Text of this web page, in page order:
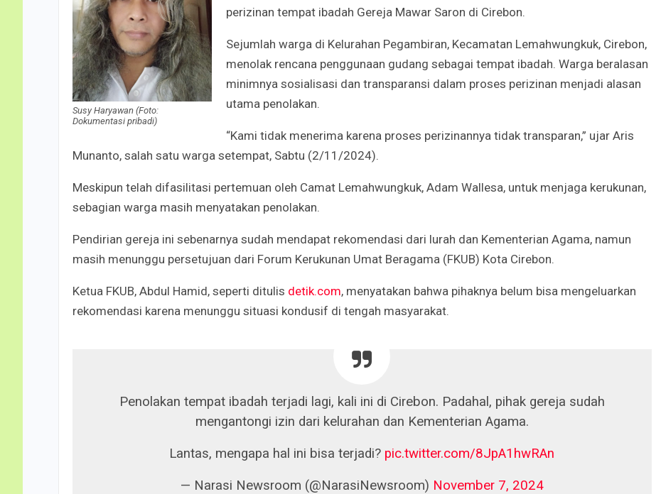
Susy Haryawan (Foto:
Dokumentasi pribadi)
perizinan tempat ibadah Gereja Mawar Saron di Cirebon.
Sejumlah warga di Kelurahan Pegambiran, Kecamatan Lemahwungkuk, Cirebon,
menolak rencana penggunaan gudang sebagai tempat ibadah. Warga beralasan
minimnya sosialisasi dan transparansi dalam proses perizinan menjadi alasan
utama penolakan.
“Kami tidak menerima karena proses perizinannya tidak transparan,” ujar Aris
Munanto, salah satu warga setempat, Sabtu (2/11/2024).
Meskipun telah difasilitasi pertemuan oleh Camat Lemahwungkuk, Adam Wallesa, untuk menjaga kerukunan,
sebagian warga masih menyatakan penolakan.
Pendirian gereja ini sebenarnya sudah mendapat rekomendasi dari lurah dan Kementerian Agama, namun
masih menunggu persetujuan dari Forum Kerukunan Umat Beragama (FKUB) Kota Cirebon.
Ketua FKUB, Abdul Hamid, seperti ditulis detik.com, menyatakan bahwa pihaknya belum bisa mengeluarkan
rekomendasi karena menunggu situasi kondusif di tengah masyarakat.
Penolakan tempat ibadah terjadi lagi, kali ini di Cirebon. Padahal, pihak gereja sudah
mengantongi izin dari kelurahan dan Kementerian Agama.
Lantas, mengapa hal ini bisa terjadi? pic.twitter.com/8JpA1hwRAn
— Narasi Newsroom (@NarasiNewsroom) November 7, 2024
Hidup Kita
10 Sosok Perempuan
Oct 16, 2020
Irene Umar Pecah Telor
sebagai Wamen